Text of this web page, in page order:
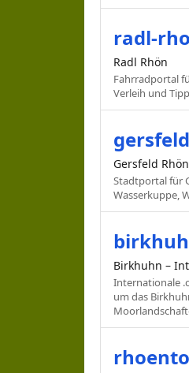
radl-
Radl Rhön
Fahrradportal
Verleih und
Gersfeld Rhön
Stadtportal für
Wasserkuppe,
Birkhuhn –
Internationale
um das